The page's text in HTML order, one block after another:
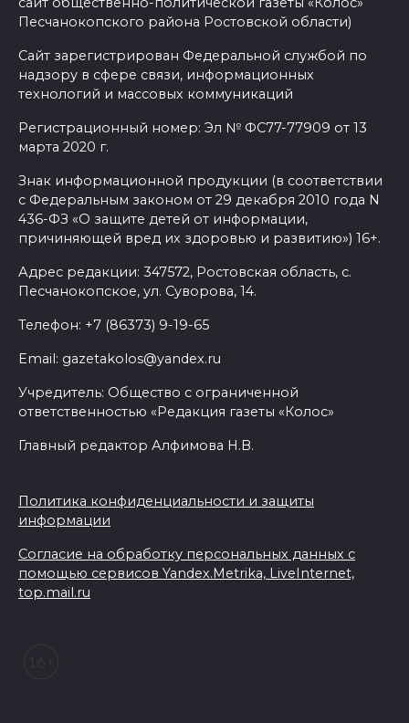
В Ростовской области
ликвидировали 16
техногенных пожаров и 30
возгораний растительности
08 августа 2026 10:35
В Ростовской области
объявили штормовое
предупреждение из-за
высокого риска пожаров
08 августа 2026 09:32
Утром над акваторией
Азовского моря сбили
08 августа 2026 09:29
Аномальная жара до +40 °C
августа
Ночью дежурными силами
Песчанокопского района Ростовской области)
Сайт зарегистрирован Федеральной службой по
надзору в сфере связи, информационных
технологий и массовых коммуникаций
Регистрационный номер: Эл № ФС77-77909 от 13
марта 2020 г.
Знак информационной продукции (в соответствии
с Федеральным законом от 29 декабря 2010 года N
436-ФЗ «О защите детей от информации,
причиняющей вред их здоровью и развитию») 16+.
Адрес редакции: 347572, Ростовская область, с.
Песчанокопское, ул. Суворова, 14.
Телефон: +7 (86373) 9-19-65
Email: gazetakolos@yandex.ru
Учредитель: Общество с ограниченной
ответственностью «Редакция газеты «Колос»
Главный редактор Алфимова Н.В.
Политика конфиденциальности и защиты
информации
Согласие на обработку персональных данных с
помощью сервисов Yandex.Metrika, LiveInternet,
top.mail.ru